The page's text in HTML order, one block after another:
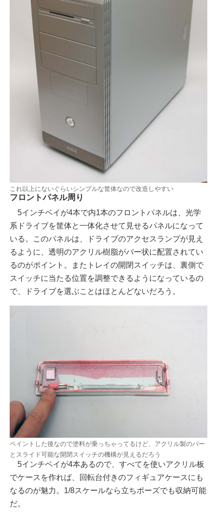
これ以上にないぐらいシンプルな筐体なので改造しやすい
フロントパネル周り
5インチベイが4本で内1本のフロントパネルは、光学
系ドライブを筐体と一体化させて見せるパネルになって
いる。このパネルは、ドライブのアクセスランプが見え
るように、透明のアクリル樹脂がバー状に配置されてい
るのがポイント。またトレイの開閉スイッチは、裏側で
スイッチに当たる位置を調整できるようになっているの
で、ドライブを選ぶことはほとんどないだろう。
ペイントした後なので塗料が乗っちゃってるけど、アクリル製のバー
とスライド可能な開閉スイッチの機構が見えるだろう
5インチベイが4本あるので、すべてを使いアクリル板
でケースを作れば、回転台付きのフィギュアケースにも
なるのが魅力。1/8スケールなら立ちポーズでも収納可能
だ。